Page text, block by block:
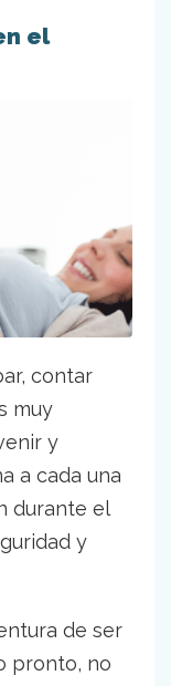
el
contar
muy
y
a cada una
durante el
y
de ser
pronto, no